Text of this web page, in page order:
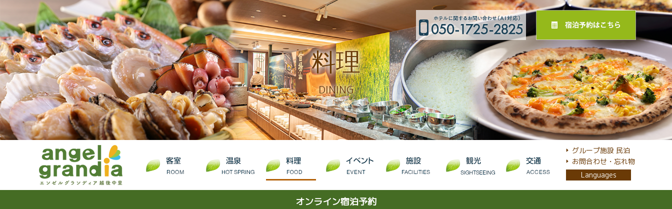
料理
DINING
グループ施設 民泊
お問合わせ・忘れ物
Languages
オンライン宿泊予約